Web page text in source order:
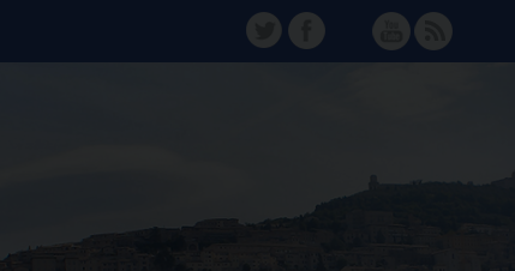
TW FB Instagram
YT FD